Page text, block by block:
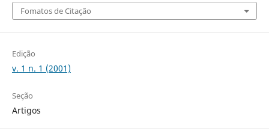
Fomatos de Citação
Edição
v. 1 n. 1 (2001)
Seção
Artigos